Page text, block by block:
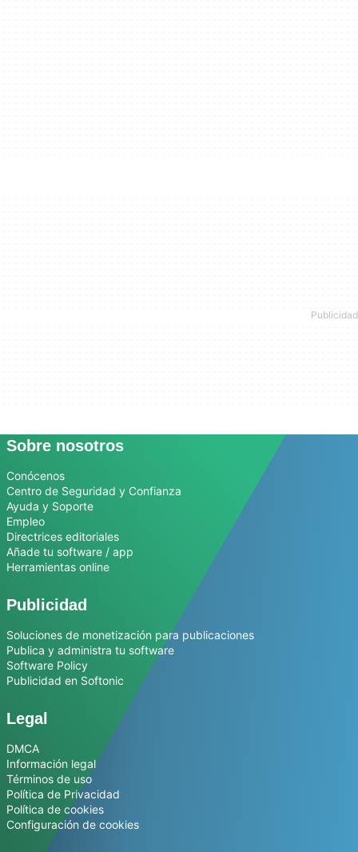
Sobre nosotros
Conócenos
Centro de Seguridad y Confianza
Ayuda y Soporte
Empleo
Directrices editoriales
Añade tu software / app
Herramientas online
Publicidad
Soluciones de monetización para publicaciones
Publica y administra tu software
Software Policy
Publicidad en Softonic
Legal
DMCA
Información legal
Términos de uso
Política de Privacidad
Política de cookies
Configuración de cookies